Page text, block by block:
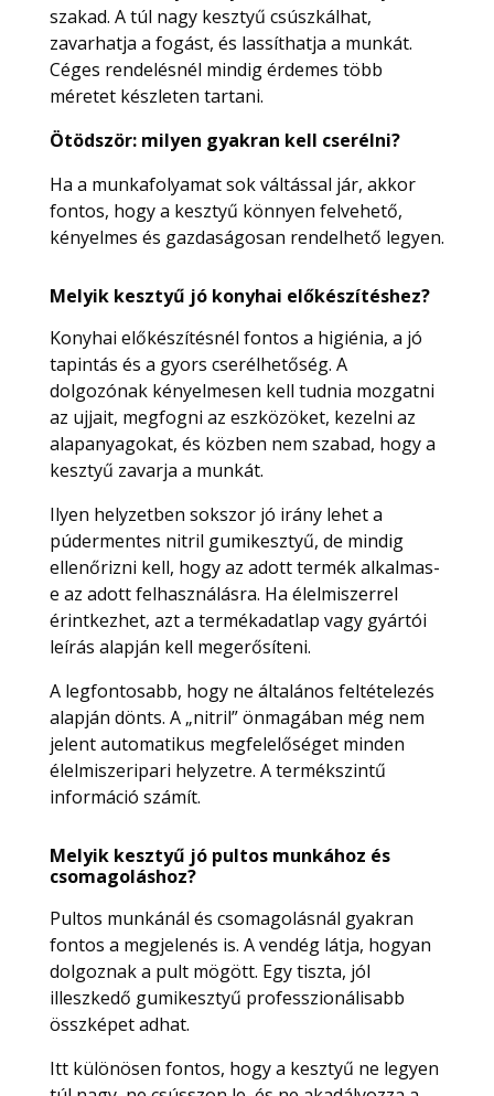
szakad. A túl nagy kesztyű csúszkálhat,
zavarhatja a fogást, és lassíthatja a munkát.
Céges rendelésnél mindig érdemes több
méretet készleten tartani.
Ötödször: milyen gyakran kell cserélni?
Ha a munkafolyamat sok váltással jár, akkor
fontos, hogy a kesztyű könnyen felvehető,
kényelmes és gazdaságosan rendelhető legyen.
Melyik kesztyű jó konyhai előkészítéshez?
Konyhai előkészítésnél fontos a higiénia, a jó
tapintás és a gyors cserélhetőség. A
dolgozónak kényelmesen kell tudnia mozgatni
az ujjait, megfogni az eszközöket, kezelni az
alapanyagokat, és közben nem szabad, hogy a
kesztyű zavarja a munkát.
Ilyen helyzetben sokszor jó irány lehet a
púdermentes nitril gumikesztyű, de mindig
ellenőrizni kell, hogy az adott termék alkalmas-
e az adott felhasználásra. Ha élelmiszerrel
érintkezhet, azt a termékadatlap vagy gyártói
leírás alapján kell megerősíteni.
A legfontosabb, hogy ne általános feltételezés
alapján dönts. A „nitril” önmagában még nem
jelent automatikus megfelelőséget minden
élelmiszeripari helyzetre. A termékszintű
információ számít.
Melyik kesztyű jó pultos munkához és
csomagoláshoz?
Pultos munkánál és csomagolásnál gyakran
fontos a megjelenés is. A vendég látja, hogyan
dolgoznak a pult mögött. Egy tiszta, jól
illeszkedő gumikesztyű professzionálisabb
összképet adhat.
Itt különösen fontos, hogy a kesztyű ne legyen